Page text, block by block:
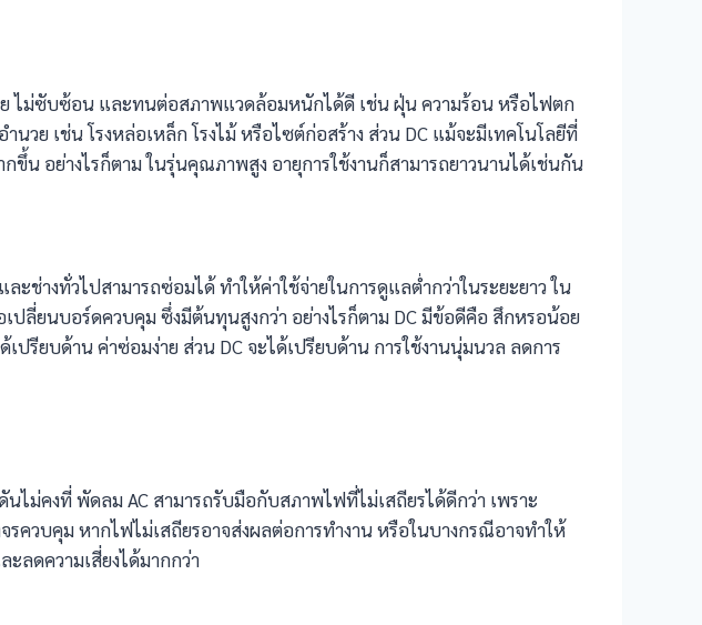
าย ไม่ซับซ้อน และทนต่อสภาพแวดล้อมหนักได้ดี เช่น ฝุ่น ความร้อน หรือไฟตก
วย เช่น โรงหล่อเหล็ก โรงไม้ หรือไซต์ก่อสร้าง ส่วน DC แม้จะมีเทคโนโลยีที่
น อย่างไรก็ตาม ในรุ่นคุณภาพสูง อายุการใช้งานก็สามารถยาวนานได้เช่นกัน
ช่างทั่วไปสามารถซ่อมได้ ทำให้ค่าใช้จ่ายในการดูแลต่ำกว่าในระยะยาว ใน
ลี่ยนบอร์ดควบคุม ซึ่งมีต้นทุนสูงกว่า อย่างไรก็ตาม DC มีข้อดีคือ สึกหรอน้อย
รียบด้าน ค่าซ่อมง่าย ส่วน DC จะได้เปรียบด้าน การใช้งานนุ่มนวล ลดการ
ไม่คงที่ พัดลม AC สามารถรับมือกับสภาพไฟที่ไม่เสถียรได้ดีกว่า เพราะ
วบคุม หากไฟไม่เสถียรอาจส่งผลต่อการทำงาน หรือในบางกรณีอาจทำให้
ลดความเสี่ยงได้มากกว่า